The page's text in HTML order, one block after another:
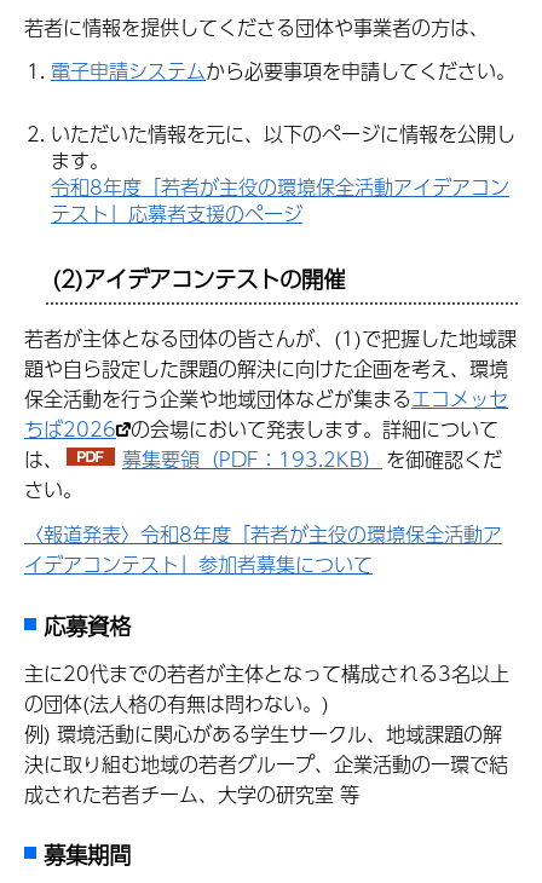
若者に情報を提供してくださる団体や事業者の方は、
電子申請システムから必要事項を申請してください。
いただいた情報を元に、以下のページに情報を公開し
ます。
令和8年度「若者が主役の環境保全活動アイデアコン
テスト」応募者支援のページ
(2)アイデアコンテストの開催
若者が主体となる団体の皆さんが、(1)で把握した地域課
題や自ら設定した課題の解決に向けた企画を考え、環境
保全活動を行う企業や地域団体などが集まるエコメッセ
ちば2026 の会場において発表します。詳細について
は、
募集要領（PDF：193.2KB） を御確認くだ
さい。
〈報道発表〉令和8年度「若者が主役の環境保全活動ア
イデアコンテスト」参加者募集について
応募資格
主に20代までの若者が主体となって構成される3名以上
の団体(法人格の有無は問わない。)
例) 環境活動に関心がある学生サークル、地域課題の解
決に取り組む地域の若者グループ、企業活動の一環で結
成された若者チーム、大学の研究室 等
募集期間